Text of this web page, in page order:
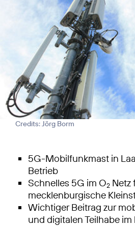
Credits: Jörg Borm
5G-Mobilfunkmast in
Betrieb
Schnelles 5G im O2 Netz
mecklenburgische
Wichtiger Beitrag zur
und digitalen Teilhabe